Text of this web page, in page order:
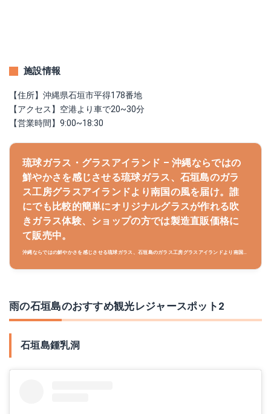
施設情報
【住所】沖縄県石垣市平得178番地
【アクセス】空港より車で20~30分
【営業時間】9:00~18:30
琉球ガラス・グラスアイランド – 沖縄ならではの
鮮やかさを感じさせる琉球ガラス、石垣島のガラ
ス工房グラスアイランドより南国の風を届け。誰
にでも比較的簡単にオリジナルグラスが作れる吹
きガラス体験、ショップの方では製造直販価格に
て販売中。
沖縄ならではの鮮やかさを感じさせる琉球ガラス、石垣島のガラス工房グラスアイランドより南国の
雨の石垣島のおすすめ観光レジャースポット2
石垣島鍾乳洞